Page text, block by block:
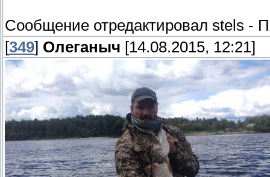
Сообщение отредактировал stels -
[349] Олеганыч [14.08.2015, 12:21]